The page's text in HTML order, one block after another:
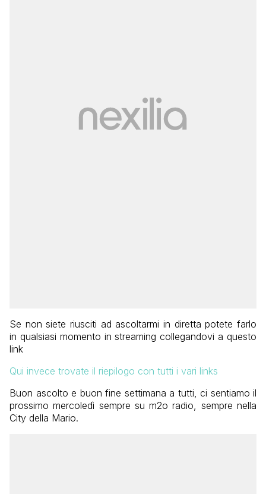
Se non siete riusciti ad ascoltarmi in diretta potete farlo
in qualsiasi momento in streaming collegandovi a questo
link
Qui invece trovate il riepilogo con tutti i vari links
Buon ascolto e buon fine settimana a tutti, ci sentiamo il
prossimo mercoledì sempre su m2o radio, sempre nella
City della Mario.